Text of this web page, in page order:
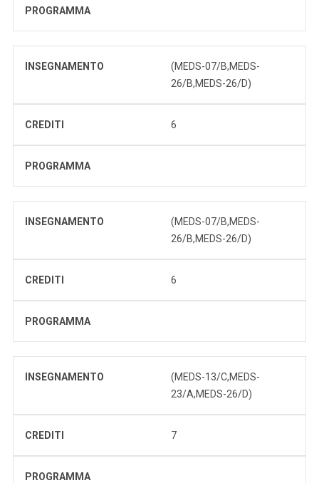
PROGRAMMA
INSEGNAMENTO
(MEDS-07/B,MEDS-
26/B,MEDS-26/D)
CREDITI 6
PROGRAMMA
INSEGNAMENTO
(MEDS-07/B,MEDS-
26/B,MEDS-26/D)
CREDITI 6
PROGRAMMA
INSEGNAMENTO
(MEDS-13/C,MEDS-
23/A,MEDS-26/D)
CREDITI 7
PROGRAMMA